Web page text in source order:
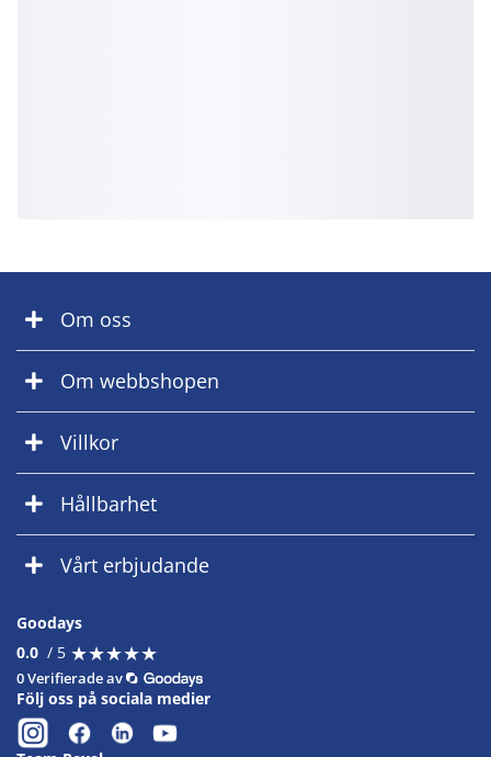
Om oss
Om webbshopen
Villkor
Hållbarhet
Vårt erbjudande
Goodays
0.0 / 5 ★★★★★
★★★★★
0 Verifierade av
Följ oss på sociala medier